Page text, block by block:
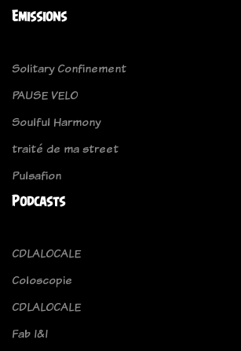
Emissions
Solitary Confinement
PAUSE VELO
Soulful Harmony
traité de ma street
Pulsafion
Podcasts
CDLALOCALE
Coloscopie
CDLALOCALE
Fab I&I